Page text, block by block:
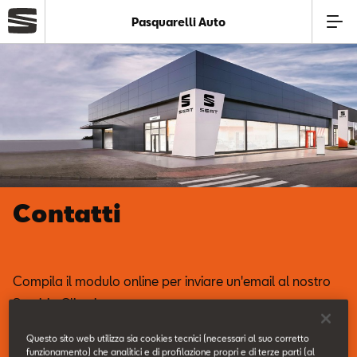
Azienda
Offerte
Service
Pasquarelli Auto
Contatti
Compila il modulo online per inviare un'email al nostro
Servizio Clienti.
Questo sito web utilizza sia cookies tecnici (necessari al suo corretto
funzionamento) che analitici e di profilazione propri e di terze parti (al